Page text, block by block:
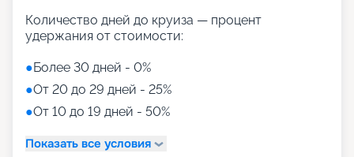
Количество дней до круиза — процент
удержания от стоимости:
●Более 30 дней - 0%
●От 20 до 29 дней - 25%
●От 10 до 19 дней - 50%
Показать все условия